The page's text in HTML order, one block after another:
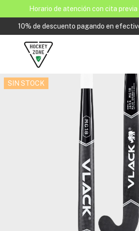
Horario de atención con cita
10% de descuento pagando en
SIN STOCK